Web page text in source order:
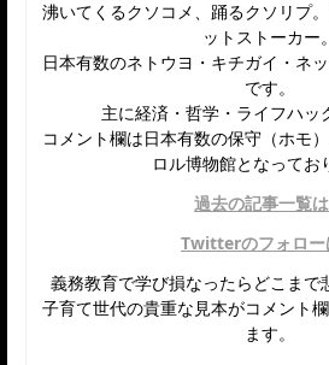
沸いてくるクソコメ、踊るクソリプ
ットストーカー。
日本有数のネトウヨ・キチガイ・ネ
です。
主に経済・哲学・ライフハッ
コメント欄は日本有数の保守（ホモ
ロル博物館となってお
過去の記事一覧
Twitterのフォロ
義務教育で学び損なったらどこまで
子育て世代の貴重な見本がコメント
ます。